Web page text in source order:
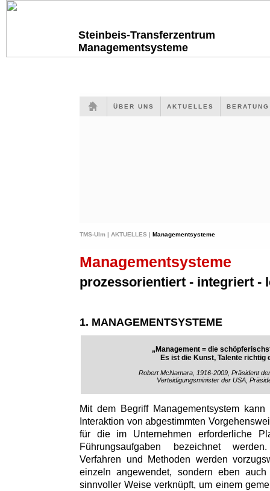
Steinbeis-Transferzentrum
Managementsysteme
ÜBER UNS AKTUELLES
TMS-Ulm | AKTUELLES | Managementsysteme
Managementsysteme
prozessorientiert - integriert -
1. MANAGEMENTSYSTEME
„Management = die
Es ist die Kunst, Talente richtig
Robert McNamara, 1916-2009, Präsident
Verteidigungsminister der USA,
Mit dem Begriff Managementsystem
Interaktion von abgestimmten
für die im Unternehmen erforderliche
Führungsaufgaben bezeichnet
Verfahren und Methoden werden
einzeln angewendet, sondern eben
sinnvoller Weise verknüpft, um einem